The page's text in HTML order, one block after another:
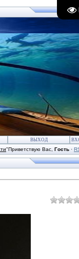
ВЫХОД
"Приветствую Вас Гость ·